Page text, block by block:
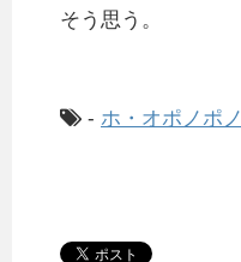
そう思う。
- ホ・オポノポノ